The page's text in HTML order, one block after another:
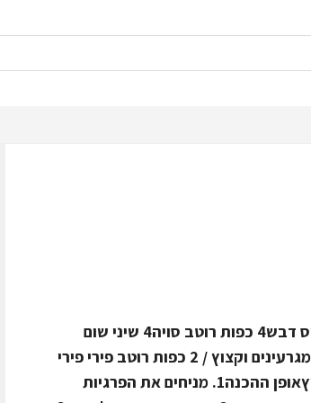
מצרכים ל-4 מנות8 יחידות סטייק פרגיותלרוטבחצי כוס דבש4 כפות רוטב סויה4 שיני שום
קצוצות4 בצלצלי שאלוט קצוציםפלפל צילי אדום נקי מגרעינים וקצוץ / 2 כפות רוטב פירי פירי
(להשיג ברשת ננדוס)2 כפות שמן זיתס"מ ג'ינג'ר קצוץאופן ההכנה1. מניחים את הפרגיות